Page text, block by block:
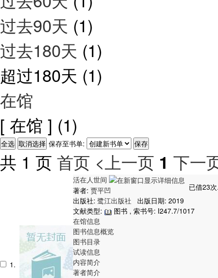
过去90天 (1)
过去180天 (1)
超过180天 (1)
在馆
[ 在馆 ] (1)
保存至书单:
共 1 页 首页 <上一页 1 下一
1.
活在人世间
已借23
著者: 贾平凹
出版社: 鹭江出版社
出版日期: 2019
文献类型:
图书 , 索书号: I247.7/1017
在馆信息
图书信息概览
图书目录
试读信息
内容简介
著者简介